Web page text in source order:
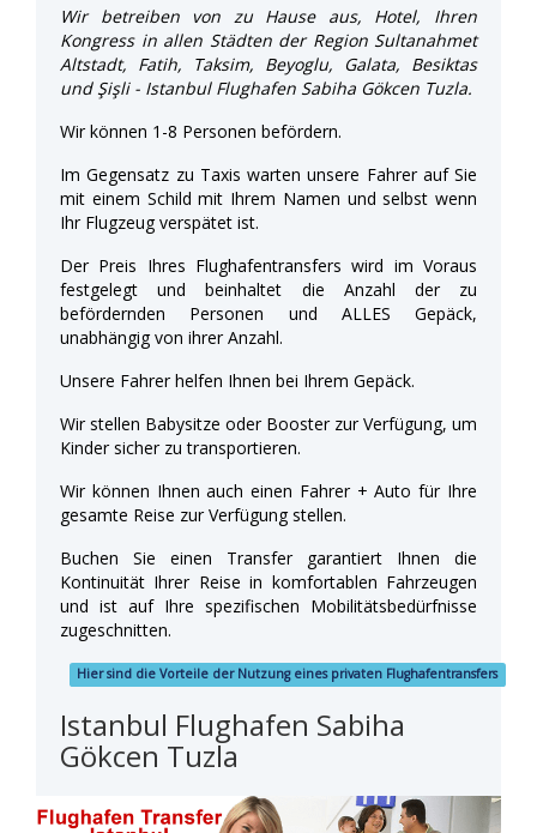
Wir betreiben von zu Hause aus, Hotel, Ihren
Kongress in allen Städten der Region Sultanahmet
Altstadt, Fatih, Taksim, Beyoglu, Galata, Besiktas
und Şişli - Istanbul Flughafen Sabiha Gökcen Tuzla.
Wir können 1-8 Personen befördern.
Im Gegensatz zu Taxis warten unsere Fahrer auf Sie
mit einem Schild mit Ihrem Namen und selbst wenn
Ihr Flugzeug verspätet ist.
Der Preis Ihres Flughafentransfers wird im Voraus
festgelegt und beinhaltet die Anzahl der zu
befördernden Personen und ALLES Gepäck,
unabhängig von ihrer Anzahl.
Unsere Fahrer helfen Ihnen bei Ihrem Gepäck.
Wir stellen Babysitze oder Booster zur Verfügung, um
Kinder sicher zu transportieren.
Wir können Ihnen auch einen Fahrer + Auto für Ihre
gesamte Reise zur Verfügung stellen.
Buchen Sie einen Transfer garantiert Ihnen die
Kontinuität Ihrer Reise in komfortablen Fahrzeugen
und ist auf Ihre spezifischen Mobilitätsbedürfnisse
zugeschnitten.
Hier sind die Vorteile der Nutzung eines privaten Flughafentransfers
Istanbul Flughafen Sabiha
Gökcen Tuzla